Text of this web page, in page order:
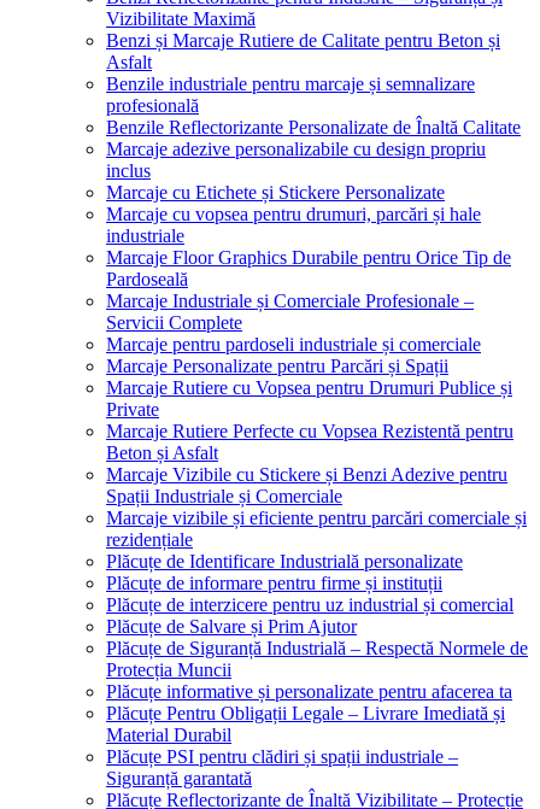
Vizibilitate Maximă
Benzi și Marcaje Rutiere de Calitate pentru Beton și
Asfalt
Benzile industriale pentru marcaje și semnalizare
profesională
Benzile Reflectorizante Personalizate de Înaltă Calitate
Marcaje adezive personalizabile cu design propriu
inclus
Marcaje cu Etichete și Stickere Personalizate
Marcaje cu vopsea pentru drumuri, parcări și hale
industriale
Marcaje Floor Graphics Durabile pentru Orice Tip de
Pardoseală
Marcaje Industriale și Comerciale Profesionale –
Servicii Complete
Marcaje pentru pardoseli industriale și comerciale
Marcaje Personalizate pentru Parcări și Spații
Marcaje Rutiere cu Vopsea pentru Drumuri Publice și
Private
Marcaje Rutiere Perfecte cu Vopsea Rezistentă pentru
Beton și Asfalt
Marcaje Vizibile cu Stickere și Benzi Adezive pentru
Spații Industriale și Comerciale
Marcaje vizibile și eficiente pentru parcări comerciale și
rezidențiale
Plăcuțe de Identificare Industrială personalizate
Plăcuțe de informare pentru firme și instituții
Plăcuțe de interzicere pentru uz industrial și comercial
Plăcuțe de Salvare și Prim Ajutor
Plăcuțe de Siguranță Industrială – Respectă Normele de
Protecția Muncii
Plăcuțe informative și personalizate pentru afacerea ta
Plăcuțe Pentru Obligații Legale – Livrare Imediată și
Material Durabil
Plăcuțe PSI pentru clădiri și spații industriale –
Siguranță garantată
Plăcuțe Reflectorizante de Înaltă Vizibilitate – Protecție